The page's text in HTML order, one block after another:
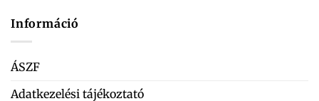
Információ
ÁSZF
Adatkezelési tájékoztató